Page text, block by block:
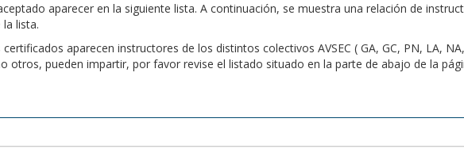
aparecer en la siguiente lista. A continuación, se muestra una relación de
lista.
aparecen instructores de los distintos colectivos AVSEC ( GA, GC, PN, LA,
otros, pueden impartir, por favor revise el listado situado en la parte de abajo de la